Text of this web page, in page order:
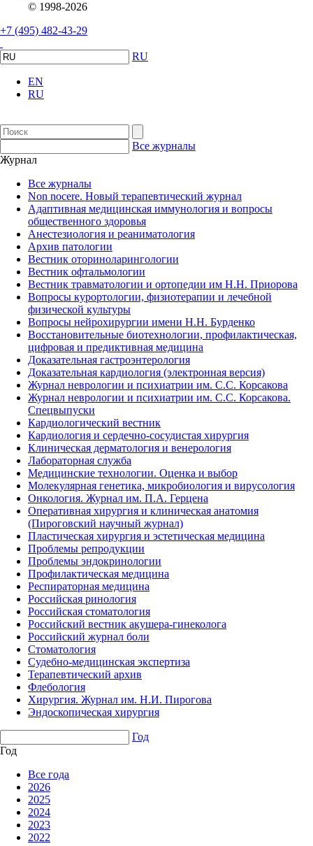
© 1998-2026
+7 (495) 482-43-29
RU
EN
RU
Все журналы
Журнал
Все журналы
Non nocere. Новый терапевтический журнал
Адаптивная медицинская иммунология и вопросы
общественного здоровья
Анестезиология и реаниматология
Архив патологии
Вестник оториноларингологии
Вестник офтальмологии
Вестник травматологии и ортопедии им Н.Н. Приорова
Вопросы курортологии, физиотерапии и лечебной
физической культуры
Вопросы нейрохирургии имени Н.Н. Бурденко
Восстановительные биотехнологии, профилактическая,
цифровая и предиктивная медицина
Доказательная гастроэнтерология
Доказательная кардиология (электронная версия)
Журнал неврологии и психиатрии им. С.С. Корсакова
Журнал неврологии и психиатрии им. С.С. Корсакова.
Спецвыпуски
Кардиологический вестник
Кардиология и сердечно-сосудистая хирургия
Клиническая дерматология и венерология
Лабораторная служба
Медицинские технологии. Оценка и выбор
Молекулярная генетика, микробиология и вирусология
Онкология. Журнал им. П.А. Герцена
Оперативная хирургия и клиническая анатомия
(Пироговский научный журнал)
Пластическая хирургия и эстетическая медицина
Проблемы репродукции
Проблемы эндокринологии
Профилактическая медицина
Респираторная медицина
Российская ринология
Российская стоматология
Российский вестник акушера-гинеколога
Российский журнал боли
Стоматология
Судебно-медицинская экспертиза
Терапевтический архив
Флебология
Хирургия. Журнал им. Н.И. Пирогова
Эндоскопическая хирургия
Год
Год
Все года
2026
2025
2024
2023
2022